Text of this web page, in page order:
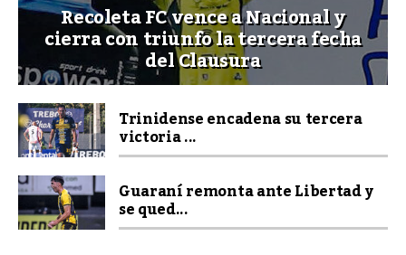
Recoleta FC vence a Nacional y
cierra con triunfo la tercera fecha
del Clausura
Trinidense encadena su tercera
victoria ...
Guaraní remonta ante Libertad y
se qued...